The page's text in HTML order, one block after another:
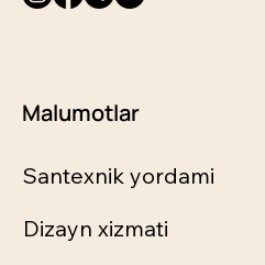
Malumotlar
Santexnik yordami
Dizayn xizmati